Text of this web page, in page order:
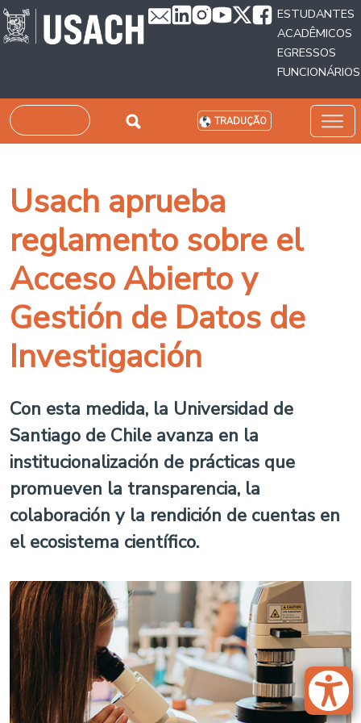
Passar para o conteúdo principal
ESTUDANTES
ACADÊMICOS
EGRESSOS
FUNCIONÁRIOS
Pesquisar TRADUÇÃO
Usach aprueba
reglamento sobre el
Acceso Abierto y
Gestión de Datos de
Investigación
Con esta medida, la Universidad de
Santiago de Chile avanza en la
institucionalización de prácticas que
promueven la transparencia, la
colaboración y la rendición de cuentas en
el ecosistema científico.